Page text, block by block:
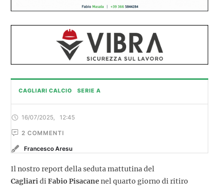
CAGLIARI CALCIO SERIE A
16/07/2025 12:45
2 COMMENTI
Francesco Aresu
Il nostro report della seduta mattutina del
CagliaridiFabio Pisacanenel quarto giorno di ritiro